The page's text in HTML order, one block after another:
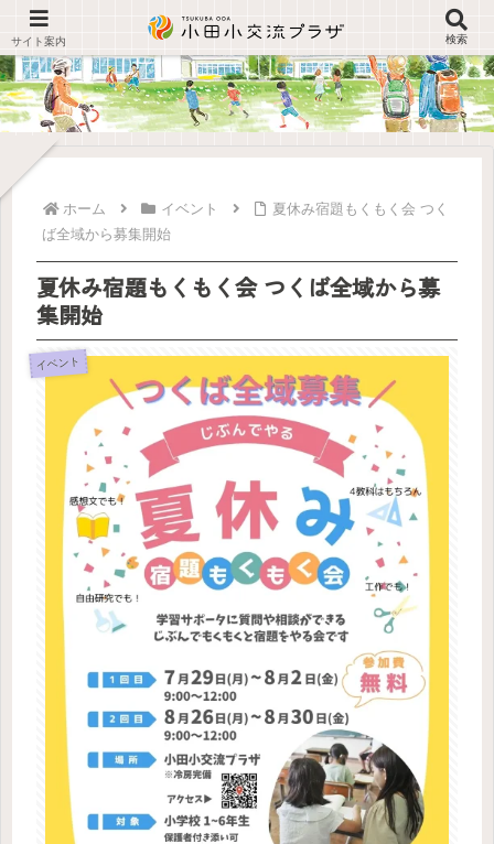
ホーム イベント
夏休み宿題もくもく会 つく
ば全域から募集開始
夏休み宿題もくもく会 つくば全域から募
集開始
イベント
検索